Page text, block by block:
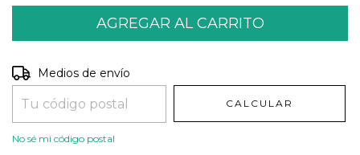
Entregas para el CP:
Medios de envío
CALCULAR
No sé mi código postal